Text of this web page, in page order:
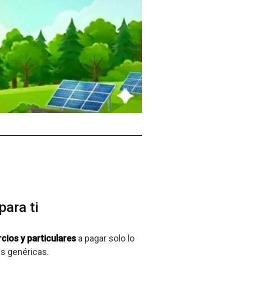
ti
y particulares a pagar solo lo
genéricas.